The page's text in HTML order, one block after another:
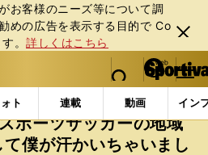
お客様のニーズ等について調
めの広告を表⽰する⽬的で Co
。詳しくはこちら
閉じ
る
web Sportiva (webスポルティーバ)
検索
マイペ
ー
ジ
メニュ
ト 連載 動画 イン
eスポーツ 坪井慶介が驚い
ポーツサッカーの地域
僕が汗かいちゃいまし